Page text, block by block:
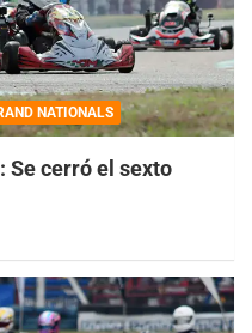
NATIONALS
Se cerró el sexto